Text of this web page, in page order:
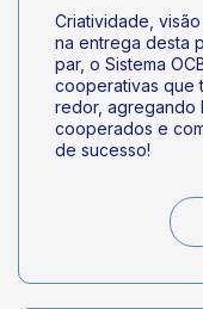
Criatividade,
na entrega desta
par, o Sistema
cooperativas que
redor, agregando
cooperados e
de sucesso!